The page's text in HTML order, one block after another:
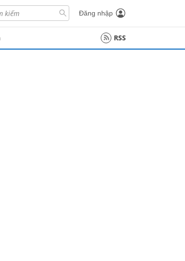
Đăng nhập
RSS